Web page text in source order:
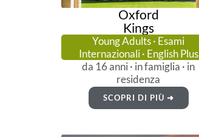
Oxford
Kings
Young Adults · Esami
Internazionali · English Plus
da 16 anni · in famiglia · in
residenza
SCOPRI DI PIÙ ➜